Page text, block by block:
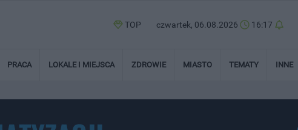
TOP czwartek, 06.08.2026 16:17
PRACA LOKALE I MIEJSCA ZDROWIE MIASTO TEMATY INNE